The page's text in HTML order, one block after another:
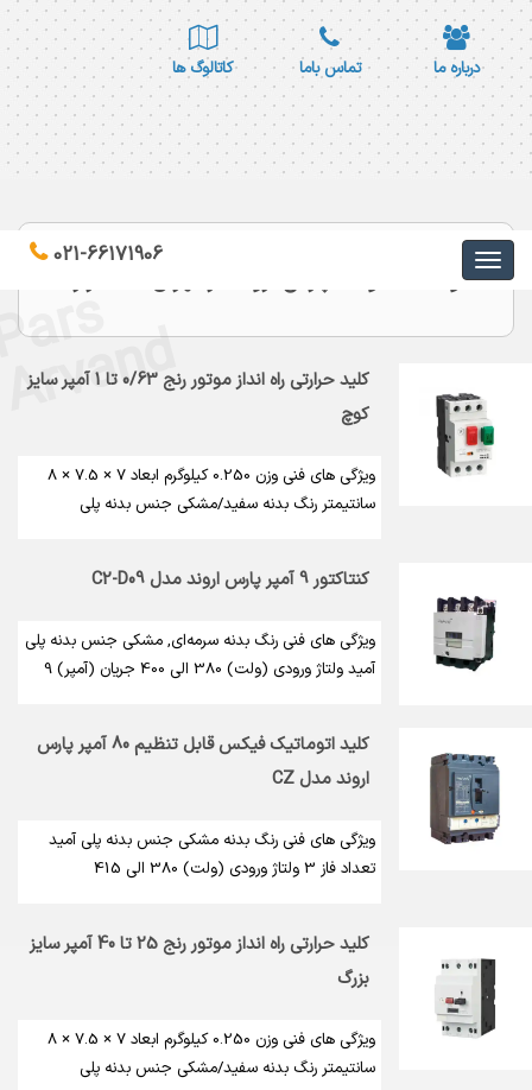
درباره ما تماس باما کاتالوگ ها
021-66171906
کاتالوگ محصولات پارس اروند در تهران - لاله زار
نمایندگی فروش محصولات پارس اروند در تهران - لاله زار فروش
کلید حرارتی راه انداز موتور رنج 0/63 تا 1 آمپر سایز
کوچ
ویژگی های فنی وزن 0.250 کیلوگرم ابعاد 7 × 7.5 × 8
سانتیمتر رنگ بدنه سفید/مشکی جنس بدنه پلی
کنتاکتور 9 آمپر پارس اروند مدل C2-D09
ویژگی های فنی رنگ بدنه سرمه‌ای, مشکی جنس بدنه پلی
آمید ولتاژ ورودی (ولت) 380 الی 400 جریان (آمپر) 9
کلید اتوماتیک فیکس قابل تنظیم 80 آمپر پارس
اروند مدل CZ
ویژگی های فنی رنگ بدنه مشکی جنس بدنه پلی آمید
تعداد فاز 3 ولتاژ ورودی (ولت) 380 الی 415
کلید حرارتی راه انداز موتور رنج 25 تا 40 آمپر سایز
بزرگ
ویژگی های فنی وزن 0.250 کیلوگرم ابعاد 7 × 7.5 × 8
سانتیمتر رنگ بدنه سفید/مشکی جنس بدنه پلی